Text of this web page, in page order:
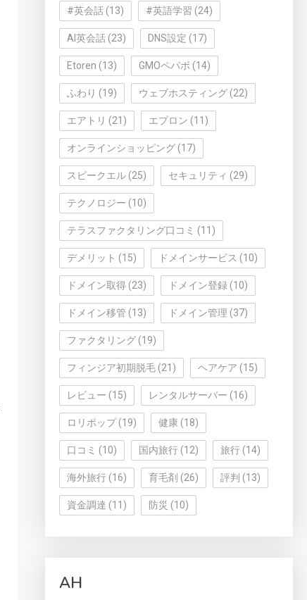
#英会話(13) #英語学習 (24)
AI英会話(23) DNS設定 (17)
Etoren (13) GMOペパボ (14)
ふわり (19) ウェブホスティング(22)
エアトリ (21) エプロン (11)
オンラインショッピング(17)
スピークエル(25) セキュリティ (29)
テクノロジー (10)
テラスファクタリング口コミ (11)
デメリット (15) ドメインサービス (10)
ドメイン取得(23) ドメイン登録 (10)
ドメイン移管 (13) ドメイン管理 (37)
ファクタリング(19)
フィンジア初期脱毛(21) ヘアケア (15)
レビュー (15) レンタルサーバー (16)
ロリポップ(19) 健康(18)
口コミ (10) 国内旅行(12) 旅行(14)
海外旅行(16) 育毛剤 (26) 評判 (13)
資金調達 (11) 防災 (10)
AH